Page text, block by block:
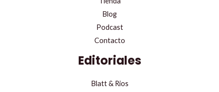
Blog
Podcast
Contacto
Editoriales
Blatt & Rios